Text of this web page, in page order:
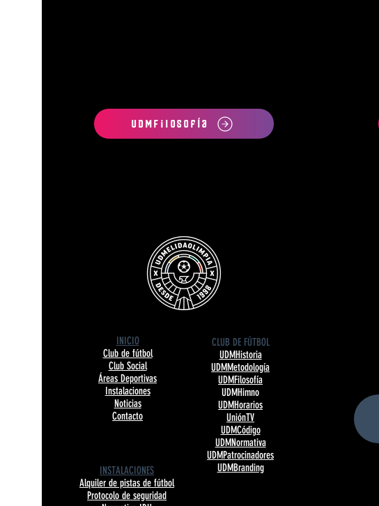
UDMFilosofía
INICIO
Club de fútbol
Club Social
Áreas Deportivas
Instalaciones
Noticias
Contacto
CLUB DE FÚTBOL
UDMHistoria
UDMMetodología
UDMFilosofía
UDMHimno
UDMHorarios
UniónTV
UDMCódigo
UDMNormativa
UDMPatrocinadores
UDMBranding
INSTALACIONES
Alquiler de pistas de fútbol
Protocolo de seguridad